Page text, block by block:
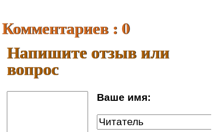
Комментариев : 0
Напишите отзыв или
вопрос
Ваше имя: